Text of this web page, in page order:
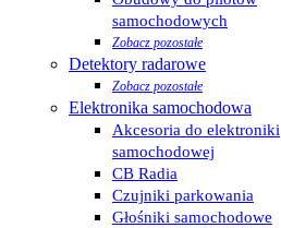
samochodowych
Zobacz pozostałe
Detektory radarowe
Zobacz pozostałe
Elektronika samochodowa
Akcesoria do elektroniki
samochodowej
CB Radia
Czujniki parkowania
Głośniki samochodowe